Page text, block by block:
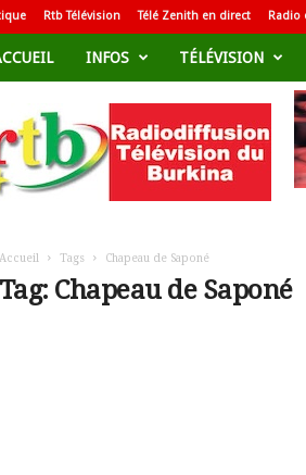
Rtb Télévision Télé Zenith en direct Radio
INFOS TÉLÉVISION
Accueil Tags Chapeau de Saponé
Tag: Chapeau de Saponé